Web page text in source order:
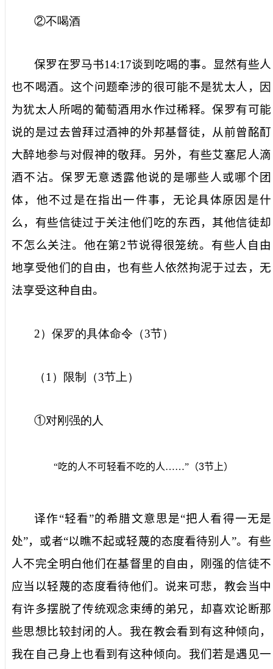
②不喝酒
保罗在罗马书14:17谈到吃喝的事。显然有些人
也不喝酒。这个问题牵涉的很可能不是犹太人，因
为犹太人所喝的葡萄酒用水作过稀释。保罗有可能
说的是过去曾拜过酒神的外邦基督徒，从前曾酩酊
大醉地参与对假神的敬拜。另外，有些艾塞尼人滴
酒不沾。保罗无意透露他说的是哪些人或哪个团
体，他不过是在指出一件事，无论具体原因是什
么，有些信徒过于关注他们吃的东西，其他信徒却
不怎么关注。他在第2节说得很笼统。有些人自由
地享受他们的自由，也有些人依然拘泥于过去，无
法享受这种自由。
2）保罗的具体命令（3节）
（1 ）限制（3节上）
①对刚强的人
“吃的人不可轻看不吃的人……”（3节上）
译作“轻看”的希腊文意思是“把人看得一无是
处”，或者“以瞧不起或轻蔑的态度看待别人”。有些
人不完全明白他们在基督里的自由，刚强的信徒不
应当以轻蔑的态度看待他们。说来可悲，教会当中
有许多摆脱了传统观念束缚的弟兄，却喜欢论断那
些思想比较封闭的人。我在教会看到有这种倾向，
我在自己身上也看到有这种倾向。我们若是遇见一